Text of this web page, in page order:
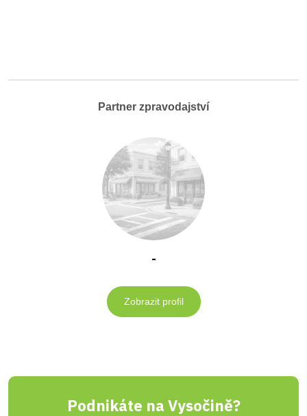
Partner zpravodajství
-
Zobrazit profil
Podnikáte na Vysočině?